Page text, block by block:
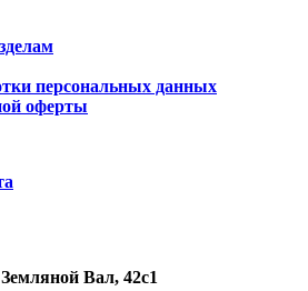
персональных данных
оферты
Вал, 42с1